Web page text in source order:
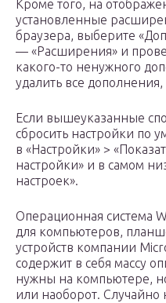
Кроме того, на
установленные
браузера, выберите
— «Расширения» и
какого-то ненужного
удалить все
Если вышеуказанные
сбросить настройки по
в «Настройки» >
настройки» и в самом
настроек».
Операционная система
для компьютеров,
устройств компании
содержит в себя массу
нужны на компьютере,
или наоборот. Случайно